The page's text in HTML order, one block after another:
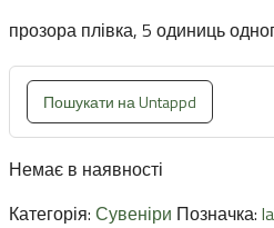
прозора плівка, 5 одиниць
Пошукати на Untappd
Немає в наявності
Категорія: Сувеніри Позначка: